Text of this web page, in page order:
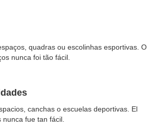
quadras ou escolinhas esportivas. O
nunca foi tão fácil.
canchas o escuelas deportivas. El
fue tan fácil.